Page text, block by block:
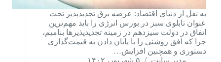
به نقل از دنیای اقتصاد: عرضه برق تجدیدپذیر تحت
عنوان تابلوی سبز در بورس انرژی را باید مهم‌ترین
اتفاق در دولت سیزدهم در زمینه تجدیدپذیرها بنامیم،
چرا که افق روشنی را با پایان دادن به قیمت‌گذاری
دستوری و همچنین افزایش…
مدیر سایت
۵ شهریور، ۱۴۰۲